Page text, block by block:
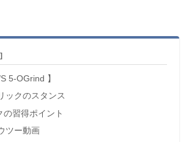
5-OGrind 】
ックのスタンス
の習得ポイント
ツー動画